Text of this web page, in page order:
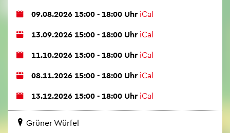
09.08.2026 15:00 - 18:00 Uhr iCal
13.09.2026 15:00 - 18:00 Uhr iCal
11.10.2026 15:00 - 18:00 Uhr iCal
08.11.2026 15:00 - 18:00 Uhr iCal
13.12.2026 15:00 - 18:00 Uhr iCal
Grü­ner Wür­fel